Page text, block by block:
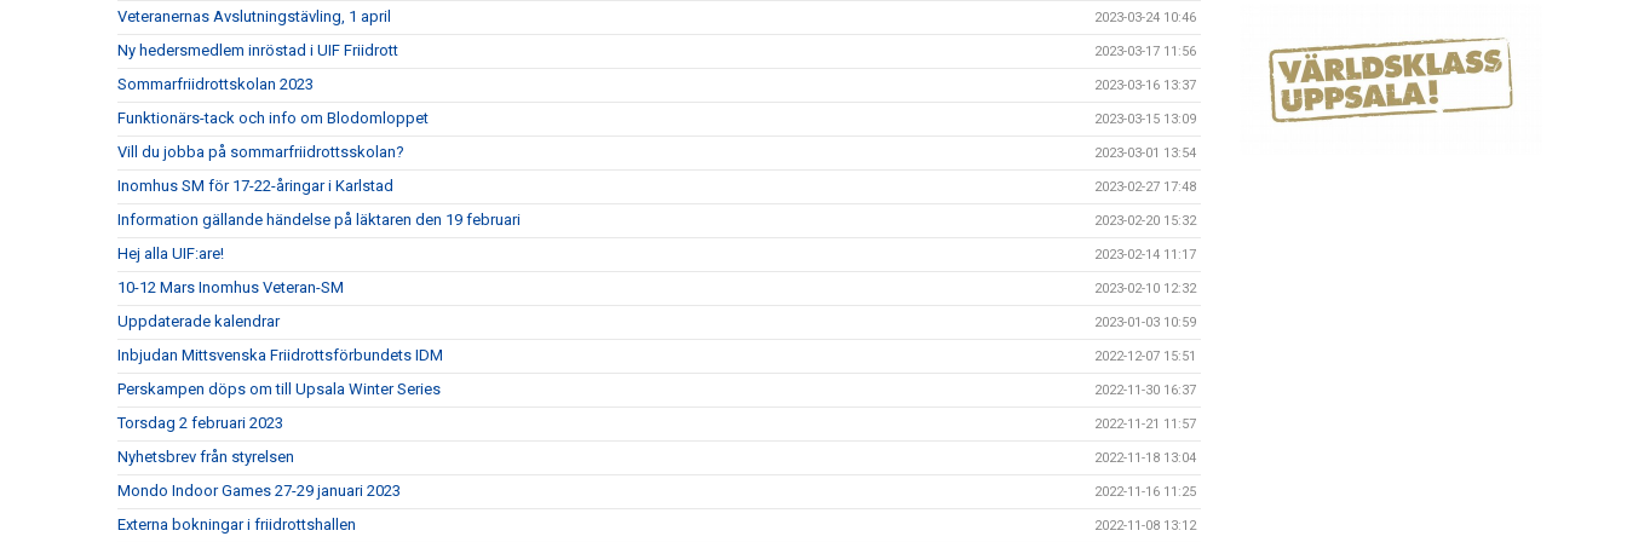
Veteranernas Avslutningstävling, 1 april 2023-03-24 10:46
Ny hedersmedlem inröstad i UIF Friidrott 2023-03-17 11:56
Sommarfriidrottskolan 2023 2023-03-16 13:37
Funktionärs-tack och info om Blodomloppet 2023-03-15 13:09
Vill du jobba på sommarfriidrottsskolan? 2023-03-01 13:54
Inomhus SM för 17-22-åringar i Karlstad 2023-02-27 17:48
Information gällande händelse på läktaren den 19 februari 2023-02-20 15:32
Hej alla UIF:are! 2023-02-14 11:17
10-12 Mars Inomhus Veteran-SM 2023-02-10 12:32
Uppdaterade kalendrar 2023-01-03 10:59
Inbjudan Mittsvenska Friidrottsförbundets IDM 2022-12-07 15:51
Perskampen döps om till Upsala Winter Series 2022-11-30 16:37
Torsdag 2 februari 2023 2022-11-21 11:57
Nyhetsbrev från styrelsen 2022-11-18 13:04
Mondo Indoor Games 27-29 januari 2023 2022-11-16 11:25
Externa bokningar i friidrottshallen 2022-11-08 13:12